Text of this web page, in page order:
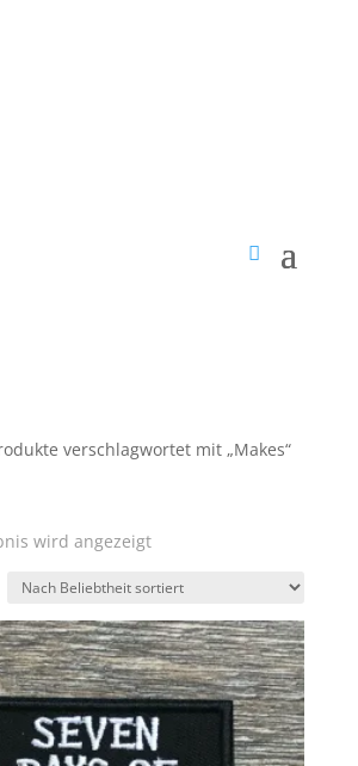
verschlagwortet mit „Makes“
wird angezeigt